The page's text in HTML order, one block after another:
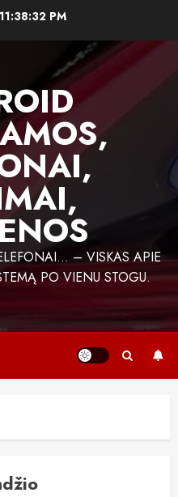
11:38:33 PM
– VISKAS APIE
PO VIENU STOGU.